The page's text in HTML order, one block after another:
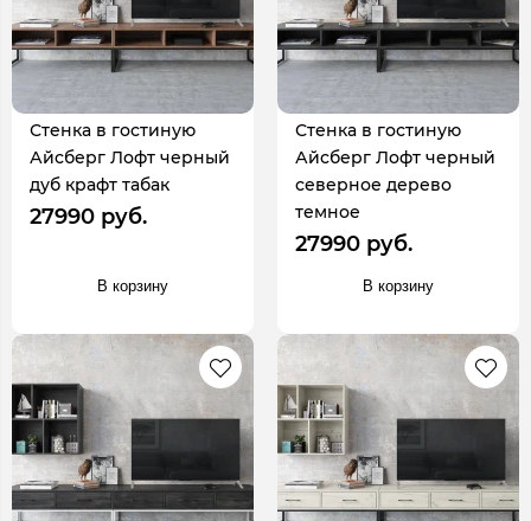
Стенка в гостиную
Айсберг Лофт черный
дуб крафт табак
27990 руб.
В корзину
Стенка в гостиную
Айсберг Лофт черный
северное дерево
темное
27990 руб.
В корзину